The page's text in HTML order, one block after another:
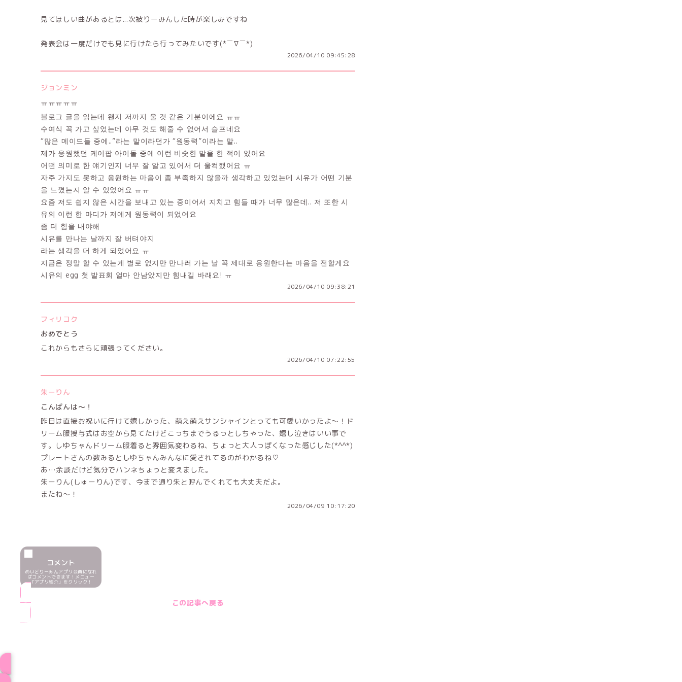
見てほしい曲があるとは...次被りーみんした時が楽しみですね
発表会は一度だけでも見に行けたら行ってみたいです(*￣∇￣*)
2026/04/10 09:45:28
ジョンミン
ㅠㅠㅠㅠㅠ
블로그 글을 읽는데 왠지 저까지 울 것 같은 기분이에요 ㅠㅠ
수여식 꼭 가고 싶었는데 아무 것도 해줄 수 없어서 슬프네요
“많은 메이드들 중에..”라는 말이라던가 “원동력”이라는 말..
제가 응원했던 케이팝 아이돌 중에 이런 비숫한 말을 한 적이 있어요
어떤 의미로 한 얘기인지 너무 잘 알고 있어서 더 울컥했어요 ㅠ
자주 가지도 못하고 응원하는 마음이 좀 부족하지 않을까 생각하고 있었는데 시유가 어떤 기분
을 느꼈는지 알 수 있었어요 ㅠㅠ
요즘 저도 쉽지 않은 시간을 보내고 있는 중이어서 지치고 힘들 때가 너무 많은데.. 저 또한 시
유의 이런 한 마디가 저에게 원동력이 되었어요
좀 더 힘을 내야해
시유를 만나는 날까지 잘 버텨야지
라는 생각을 더 하게 되었어요 ㅠ
지금은 정말 할 수 있는게 별로 없지만 만나러 가는 날 꼭 제대로 응원한다는 마음을 전할게요
시유의 egg 첫 발표회 얼마 안남았지만 힘내길 바래요! ㅠ
2026/04/10 09:38:21
フィリコク
おめでとう
これからもさらに頑張ってください。
2026/04/10 07:22:55
朱ーりん
こんばんは〜！
昨日は直接お祝いに行けて嬉しかった、萌え萌えサンシャインとっても可愛いかったよ〜！ド
リーム服授与式はお空から見てたけどこっちまでうるっとしちゃった、嬉し泣きはいい事で
す。しゆちゃんドリーム服着ると雰囲気変わるね、ちょっと大人っぽくなった感じした(*^^*)
プレートさんの数みるとしゆちゃんみんなに愛されてるのがわかるね♡
あ…余談だけど気分でハンネちょっと変えました。
朱ーりん(しゅーりん)です、今まで通り朱と呼んでくれても大丈夫だよ。
またね〜！
2026/04/09 10:17:20
コメント
めいどりーみんアプリ会員になれ
ばコメントできます！メニュー
「アプリ紹介」をクリック！
この記事へ戻る